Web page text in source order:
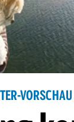
VORSCHAU